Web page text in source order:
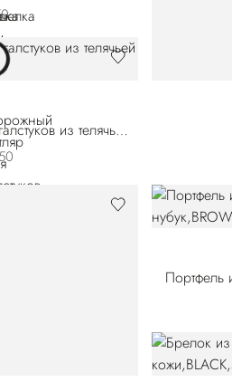
Дорожный футляр для галстуков из телячьей кожи
Портфель